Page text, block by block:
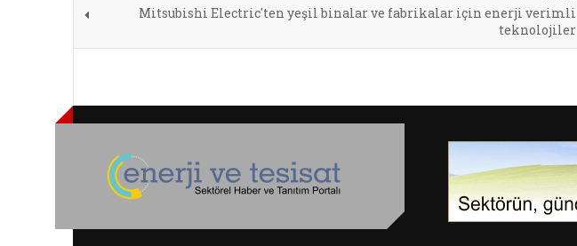
Mitsubishi Electric'ten yeşil binalar ve fabrikalar için enerji verimli
teknolojiler